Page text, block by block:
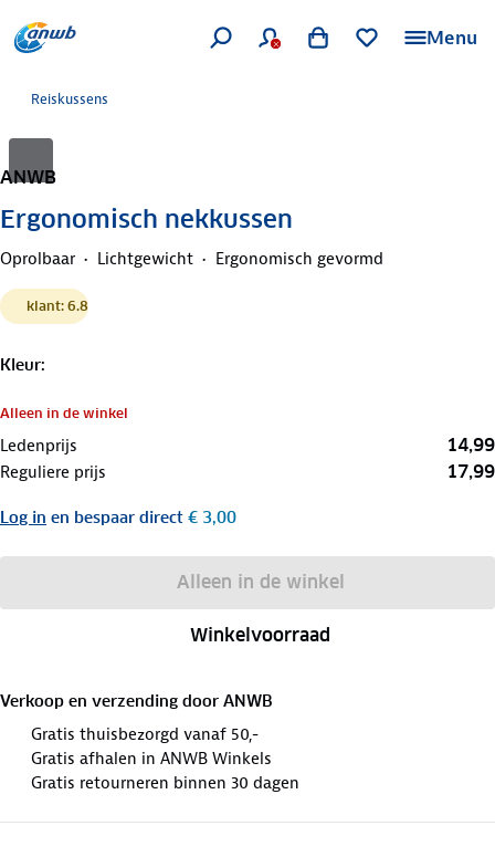
Menu
Reiskussens
ANWB
Ergonomisch nekkussen
Oprolbaar Lichtgewicht Ergonomisch gevormd
klant: 6.8
Kleur:
Alleen in de winkel
Ledenprijs 14,99
Reguliere prijs 17,99
Log in en bespaar direct € 3,00
Alleen in de winkel
Winkelvoorraad
Verkoop en verzending door ANWB
Gratis thuisbezorgd vanaf 50,-
Gratis afhalen in ANWB Winkels
Gratis retourneren binnen 30 dagen